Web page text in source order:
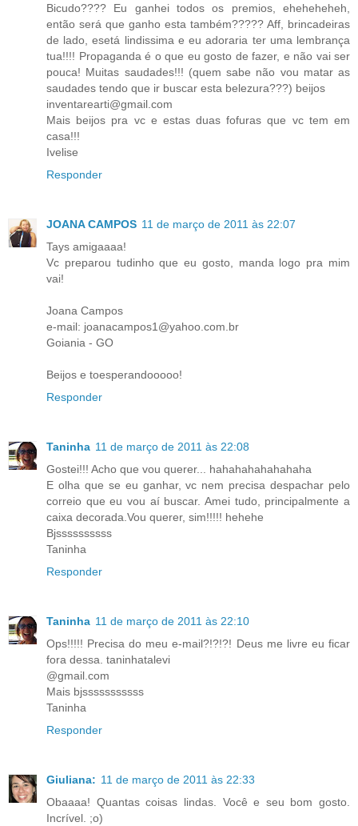
Bicudo???? Eu ganhei todos os premios, eheheheheh,
então será que ganho esta também????? Aff, brincadeiras
de lado, esetá lindissima e eu adoraria ter uma lembrança
tua!!!! Propaganda é o que eu gosto de fazer, e não vai ser
pouca! Muitas saudades!!! (quem sabe não vou matar as
saudades tendo que ir buscar esta belezura???) beijos
inventarearti@gmail.com
Mais beijos pra vc e estas duas fofuras que vc tem em
casa!!!
Ivelise
Responder
JOANA CAMPOS 11 de março de 2011 às 22:07
Tays amigaaaa!
Vc preparou tudinho que eu gosto, manda logo pra mim
vai!
Joana Campos
e-mail: joanacampos1@yahoo.com.br
Goiania - GO
Beijos e toesperandooooo!
Responder
Taninha 11 de março de 2011 às 22:08
Gostei!!! Acho que vou querer... hahahahahahahaha
E olha que se eu ganhar, vc nem precisa despachar pelo
correio que eu vou aí buscar. Amei tudo, principalmente a
caixa decorada.Vou querer, sim!!!!! hehehe
Bjssssssssss
Taninha
Responder
Taninha 11 de março de 2011 às 22:10
Ops!!!!! Precisa do meu e-mail?!?!?! Deus me livre eu ficar
fora dessa. taninhatalevi
@gmail.com
Mais bjsssssssssss
Taninha
Responder
Giuliana: 11 de março de 2011 às 22:33
Obaaaa! Quantas coisas lindas. Você e seu bom gosto.
Incrível. ;o)